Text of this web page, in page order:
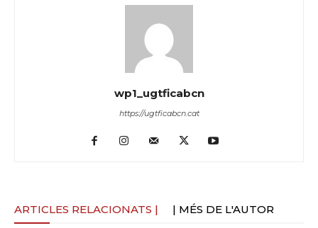
wp1_ugtficabcn
https://ugtficabcn.cat
ARTICLES RELACIONATS | | MÉS DE L'AUTOR